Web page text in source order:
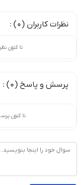
نظرات کاربران (0) :
تا کنون
پرسش و پاسخ (0) :
تا کنون